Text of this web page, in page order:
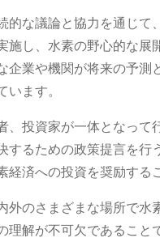
な議論と協力を通じ
し、水素の野心的な
業や機関が将来の予
ます。
投資家が一体となっ
するための政策提言を
済への投資を奨励する
外のさまざまな場所で
解が不可欠であるこ